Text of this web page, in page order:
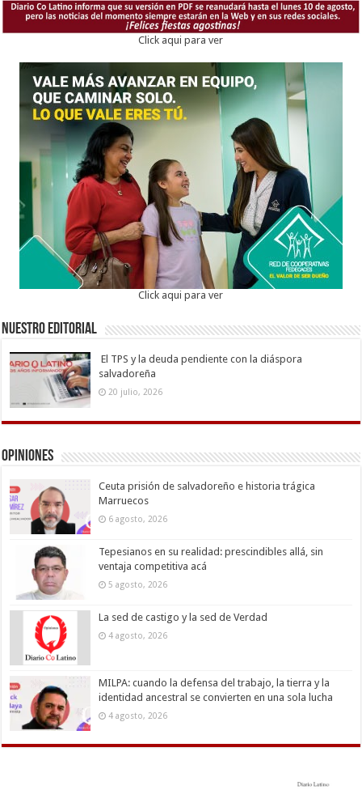
Click aqui para ver
Click aqui para ver
Nuestro Editorial
El TPS y la deuda pendiente con la diáspora
salvadoreña
20 julio, 2026
Opiniones
Ceuta prisión de salvadoreño e historia trágica
Marruecos
6 agosto, 2026
Tepesianos en su realidad: prescindibles allá, sin
ventaja competitiva acá
5 agosto, 2026
La sed de castigo y la sed de Verdad
4 agosto, 2026
MILPA: cuando la defensa del trabajo, la tierra y la
identidad ancestral se convierten en una sola lucha
4 agosto, 2026